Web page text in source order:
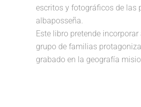
escritos y fotográficos de las
albaposseña.
Este libro pretende
grupo de familias
grabado en la geografía